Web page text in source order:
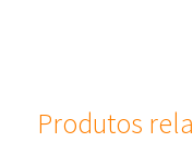
Produtos